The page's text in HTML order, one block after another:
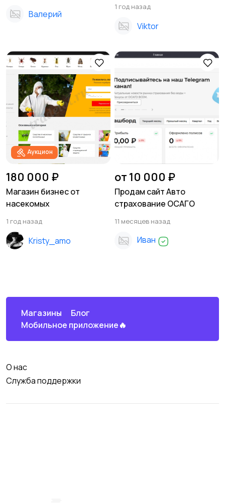
Валерий
1 год назад
Viktor
Аукцион
180 000 ₽
Магазин бизнес от
насекомых
1 год назад
Kristy_amo
от 10 000 ₽
Продам сайт Авто
страхование ОСАГО
11 месяцев назад
Иван
Магазины
Блог
Мобильное приложение🔥
О нас
Служба поддержки